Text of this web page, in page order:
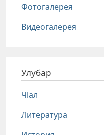
Фотогалерея
Видеогалерея
Улубар
Чlал
Литература